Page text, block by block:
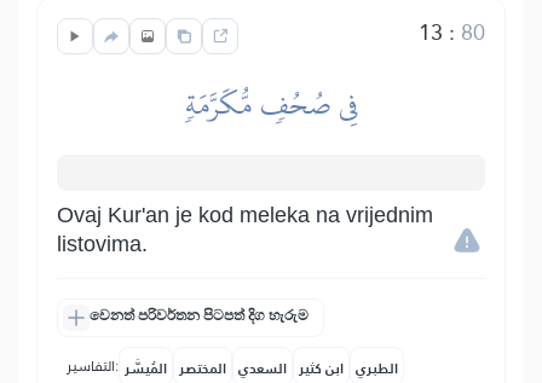
13 : 80
فِي صُحُفٖ مُّكَرَّمَةٖ
Ovaj Kur'an je kod meleka na vrijednim
listovima.
වෙනත් පරිවර්තන පිටපත් දිග හැරුම
التفاسير: المُيسَّر المختصر السعدي ابن كثير الطبري